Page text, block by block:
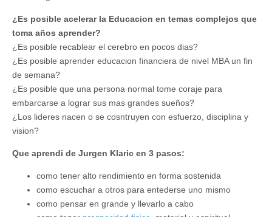
¿Es posible acelerar la Educacion en temas complejos que
toma años aprender?
¿Es posible recablear el cerebro en pocos dias?
¿Es posible aprender educacion financiera de nivel MBA un fin
de semana?
¿Es posible que una persona normal tome coraje para
embarcarse a lograr sus mas grandes sueños?
¿Los lideres nacen o se cosntruyen con esfuerzo, disciplina y
vision?
Que aprendi de Jurgen Klaric en 3 pasos:
como tener alto rendimiento en forma sostenida
como escuchar a otros para entederse uno mismo
como pensar en grande y llevarlo a cabo